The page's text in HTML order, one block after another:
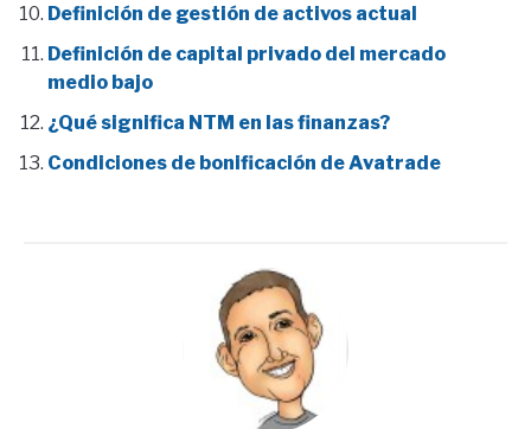
Definición de gestión de activos actual
Definición de capital privado del mercado
medio bajo
¿Qué significa NTM en las finanzas?
Condiciones de bonificación de Avatrade